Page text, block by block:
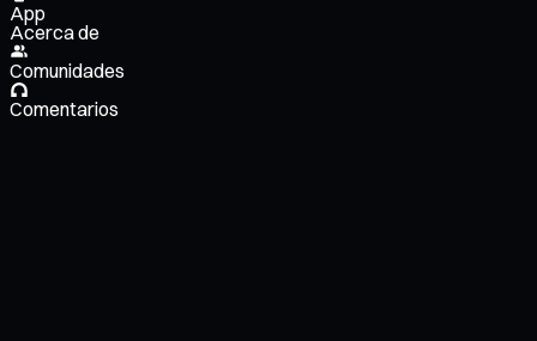
App
Acerca de
Comunidades
Comentarios